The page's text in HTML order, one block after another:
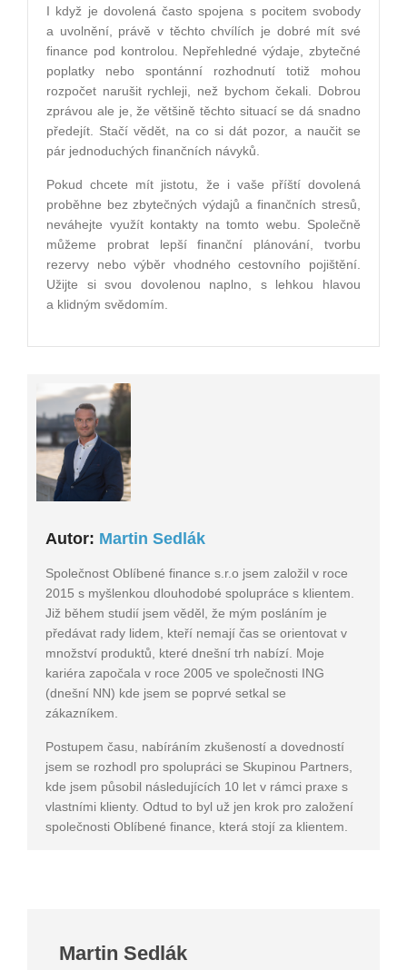
I když je dovolená často spojena s pocitem svobody
a uvolnění, právě v těchto chvílích je dobré mít své
finance pod kontrolou. Nepřehledné výdaje, zbytečné
poplatky nebo spontánní rozhodnutí totiž mohou
rozpočet narušit rychleji, než bychom čekali. Dobrou
zprávou ale je, že většině těchto situací se dá snadno
předejít. Stačí vědět, na co si dát pozor, a naučit se
pár jednoduchých finančních návyků.
Pokud chcete mít jistotu, že i vaše příští dovolená
proběhne bez zbytečných výdajů a finančních stresů,
neváhejte využít kontakty na tomto webu. Společně
můžeme probrat lepší finanční plánování, tvorbu
rezervy nebo výběr vhodného cestovního pojištění.
Užijte si svou dovolenou naplno, s lehkou hlavou
a klidným svědomím.
Autor: Martin Sedlák
Společnost Oblíbené finance s.r.o jsem založil v roce
2015 s myšlenkou dlouhodobé spolupráce s klientem.
Již během studií jsem věděl, že mým posláním je
předávat rady lidem, kteří nemají čas se orientovat v
množství produktů, které dnešní trh nabízí. Moje
kariéra započala v roce 2005 ve společnosti ING
(dnešní NN) kde jsem se poprvé setkal se
zákazníkem.
Postupem času, nabíráním zkušeností a dovedností
jsem se rozhodl pro spolupráci se Skupinou Partners,
kde jsem působil následujících 10 let v rámci praxe s
vlastními klienty. Odtud to byl už jen krok pro založení
společnosti Oblíbené finance, která stojí za klientem.
Martin Sedlák